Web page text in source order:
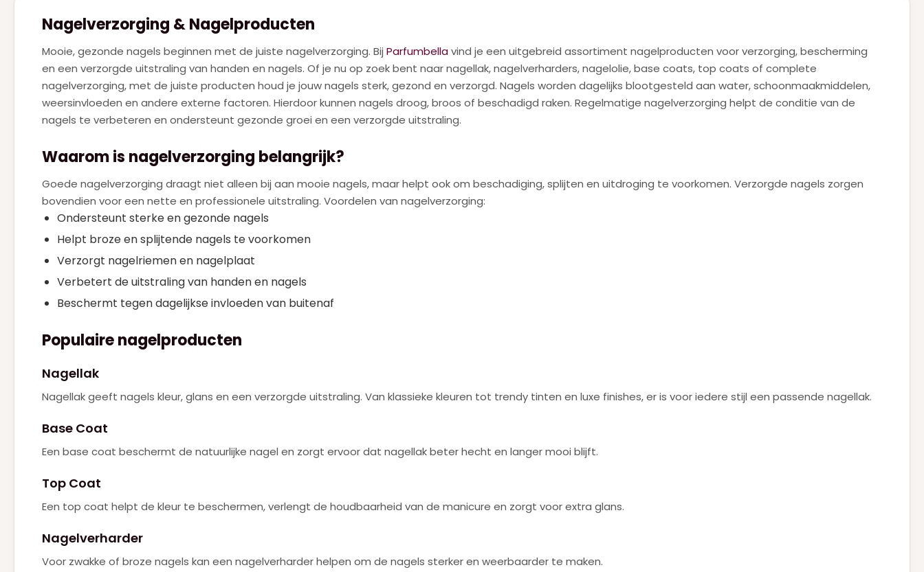
GUCCI(9)
GUERLAIN(20)
HERMES(3)
HUGO BOSS(7)
JIMMY CHOO(1)
JUICY COUTURE(1)
JULIETTE HAS A GUN
KAYALI (2)
KENZO(1)
KILIAN (2)
LANCOME(9)
LATAFFA(1)
NEJMA(1)
PACO RABANNE(14)
PRADA(6)
RALPH LAUREN(2)
Nagelverzorging & Nagelproducten
Mooie, gezonde nagels beginnen met de juiste nagelverzorging. Bij Parfumbellavind je een uitgebreid assortiment nagelproducten voor verzorging, bescherming
en een verzorgde uitstraling van handen en nagels. Of je nu op zoek bent naar nagellak, nagelverharders, nagelolie, base coats, top coats of complete
nagelverzorging, met de juiste producten houd je jouw nagels sterk, gezond en verzorgd. Nagels worden dagelijks blootgesteld aan water, schoonmaakmiddelen,
weersinvloeden en andere externe factoren. Hierdoor kunnen nagels droog, broos of beschadigd raken. Regelmatige nagelverzorging helpt de conditie van de
nagels te verbeteren en ondersteunt gezonde groei en een verzorgde uitstraling.
Waarom is nagelverzorging belangrijk?
Goede nagelverzorging draagt niet alleen bij aan mooie nagels, maar helpt ook om beschadiging, splijten en uitdroging te voorkomen. Verzorgde nagels zorgen
bovendien voor een nette en professionele uitstraling. Voordelen van nagelverzorging:
Ondersteunt sterke en gezonde nagels
Helpt broze en splijtende nagels te voorkomen
Verzorgt nagelriemen en nagelplaat
Verbetert de uitstraling van handen en nagels
Beschermt tegen dagelijkse invloeden van buitenaf
Populaire nagelproducten
Nagellak
Nagellak geeft nagels kleur, glans en een verzorgde uitstraling. Van klassieke kleuren tot trendy tinten en luxe finishes, er is voor iedere stijl een passende nagellak.
Base Coat
Een base coat beschermt de natuurlijke nagel en zorgt ervoor dat nagellak beter hecht en langer mooi blijft.
Top Coat
Een top coat helpt de kleur te beschermen, verlengt de houdbaarheid van de manicure en zorgt voor extra glans.
Nagelverharder
Voor zwakke of broze nagels kan een nagelverharder helpen om de nagels sterker en weerbaarder te maken.